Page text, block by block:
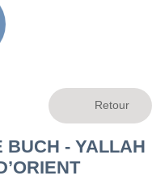
BUCH - YALLAH